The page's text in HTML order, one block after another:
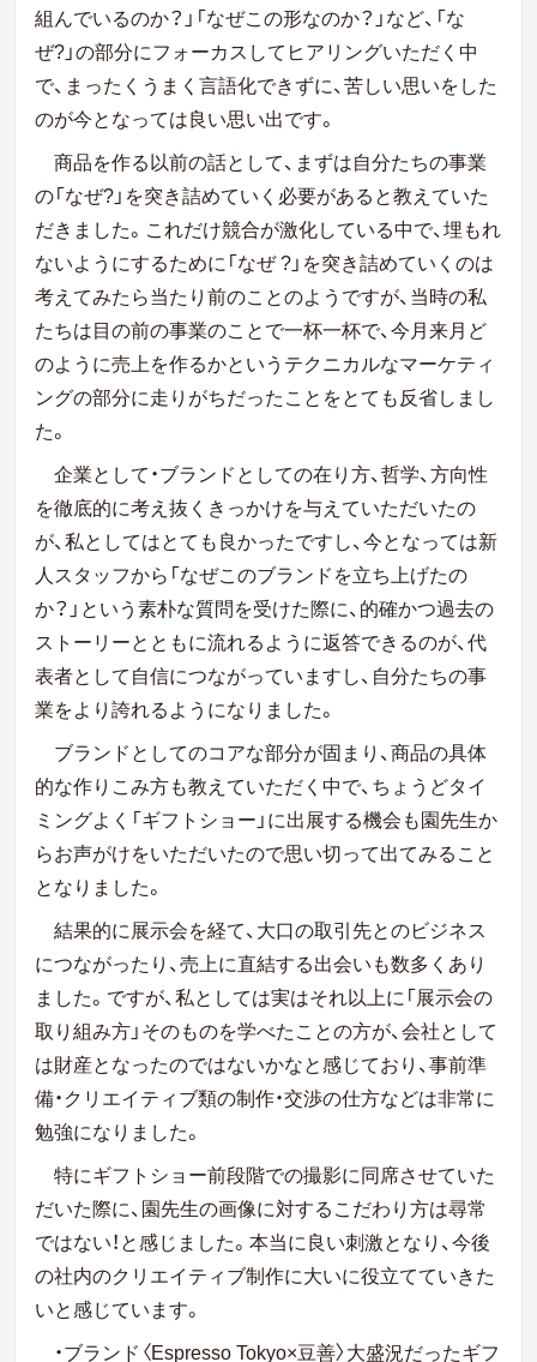
組んでいるのか？」「なぜこの形なのか？」など、「な
ぜ?」の部分にフォーカスしてヒアリングいただく中
で、まったくうまく言語化できずに、苦しい思いをした
のが今となっては良い思い出です。
商品を作る以前の話として、まずは自分たちの事業
の「なぜ?」を突き詰めていく必要があると教えていた
だきました。これだけ競合が激化している中で、埋もれ
ないようにするために「なぜ ?」を突き詰めていくのは
考えてみたら当たり前のことのようですが、当時の私
たちは目の前の事業のことで一杯一杯で、今月来月ど
のように売上を作るかというテクニカルなマーケティ
ングの部分に走りがちだったことをとても反省しまし
た。
企業として・ブランドとしての在り方、哲学、方向性
を徹底的に考え抜くきっかけを与えていただいたの
が、私としてはとても良かったですし、今となっては新
人スタッフから「なぜこのブランドを立ち上げたの
か？」という素朴な質問を受けた際に、的確かつ過去の
ストーリーとともに流れるように返答できるのが、代
表者として自信につながっていますし、自分たちの事
業をより誇れるようになりました。
ブランドとしてのコアな部分が固まり、商品の具体
的な作りこみ方も教えていただく中で、ちょうどタイ
ミングよく「ギフトショー」に出展する機会も園先生か
らお声がけをいただいたので思い切って出てみること
となりました。
結果的に展示会を経て、大口の取引先とのビジネス
につながったり、売上に直結する出会いも数多くあり
ました。ですが、私としては実はそれ以上に「展示会の
取り組み方」そのものを学べたことの方が、会社として
は財産となったのではないかなと感じており、事前準
備・クリエイティブ類の制作・交渉の仕方などは非常に
勉強になりました。
特にギフトショー前段階での撮影に同席させていた
だいた際に、園先生の画像に対するこだわり方は尋常
ではない！と感じました。本当に良い刺激となり、今後
の社内のクリエイティブ制作に大いに役立てていきた
いと感じています。
・ブランド〈Espresso Tokyo×豆善〉大盛況だったギフ